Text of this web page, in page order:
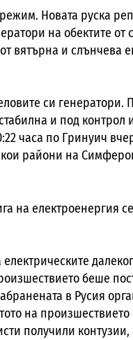
Новата руска
на обектите от
вятърна и слънчева
си генератори.
и под контрол
часа по Гринуич
райони на
на електроенергия
беше
в Русия
на произшествието
получили контузии,